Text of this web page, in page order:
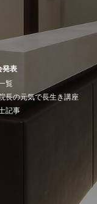
発表
覧
長の元気で長生き講座
記事